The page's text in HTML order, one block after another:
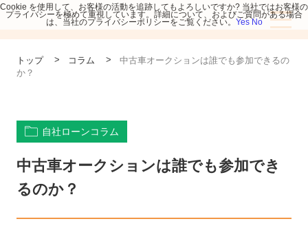
トップ > コラム >
中古車オークションは誰でも参加できるの
か？
自社ローンコラム
中古車オークションは誰でも参加でき
るのか？
Cookie を使用して、お客様の活動を追跡してもよろしいですか? 当社ではお客様の
プライバシーを極めて重視しています。詳細について、およびご質問がある場合
は、当社のプライバシーポリシーをご覧ください。 Yes No